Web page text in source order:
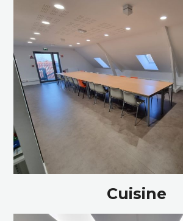
Cuisine